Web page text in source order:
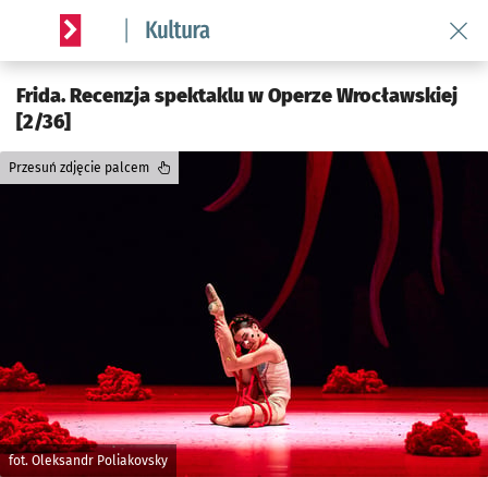
Serwis informacyjny wroclaw.pl podserwis: Kultura
Frida. Recenzja spektaklu w Operze Wrocławskiej
[2/36]
fot. Oleksandr Poliakovsky
Przesuń zdjęcie palcem